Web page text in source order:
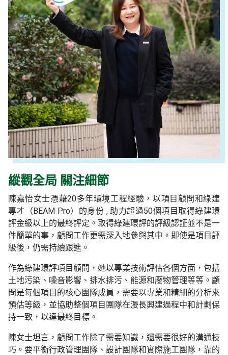
縱觀全局 關注細節
陳嘉怡女士憑藉20多年環境工程經驗 ， 以項目顧問和綠建
專才（BEAM Pro）的身份 , 助力超過50個項目取得綠建環
評金級以上的最終評定。取得綠建環評的評級認証並不是一
件簡單的事 ， 顧問工作更需深入地參與其中。即使是項目評
級後 ， 仍需持續跟進。
作為綠建環評項目顧問 ，她以專業技術評估各個方面，包括
土地污染、噪音影響、排水排污、 能源和廢物管理等等。顧
問是每個項目的核心團隊成員，需要以專業和精細的分析來
預估等級 ， 並協助整個項目團 隊在漫長興建過程中和計劃保
持一致 ， 以達最終目標。
陳女士坦言，顧問工作除了需要知識， 還需要很好的溝通技
巧 。要平衡行政管理團 隊 、設計團 隊和實際施工團 隊， 靠的